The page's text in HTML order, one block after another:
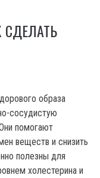
образа
сосудистую
помогают
веществ и снизить
полезны для
холестерина и